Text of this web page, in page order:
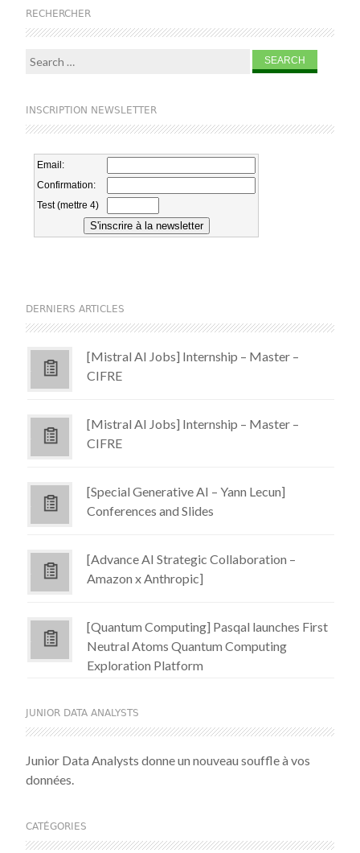
RECHERCHER
Search for:
INSCRIPTION NEWSLETTER
DERNIERS ARTICLES
[Mistral AI Jobs] Internship – Master –
CIFRE
[Mistral AI Jobs] Internship – Master –
CIFRE
[Special Generative AI – Yann Lecun]
Conferences and Slides
[Advance AI Strategic Collaboration –
Amazon x Anthropic]
[Quantum Computing] Pasqal launches First
Neutral Atoms Quantum Computing
Exploration Platform
JUNIOR DATA ANALYSTS
Junior Data Analysts donne un nouveau souffle à vos
données.
CATÉGORIES